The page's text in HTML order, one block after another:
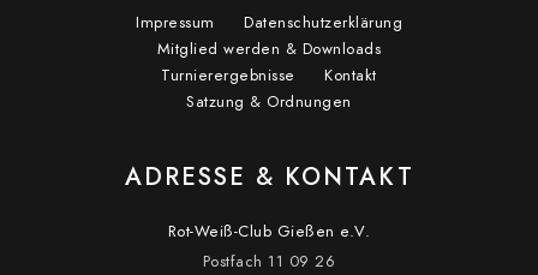
Impressum
Datenschutzerklärung
Mitglied werden & Downloads
Turnierergebnisse
Kontakt
Satzung & Ordnungen
ADRESSE & KONTAKT
Rot-Weiß-Club Gießen e.V.
Postfach 11 09 26